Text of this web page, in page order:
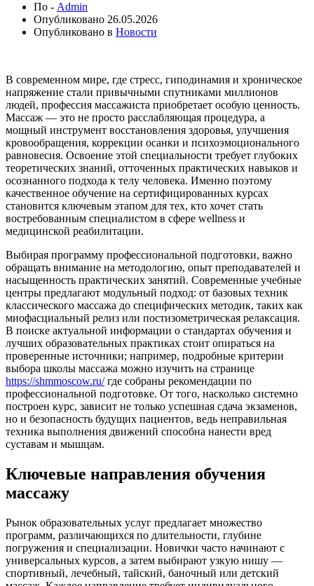
По - Admin
Опубликовано 26.05.2026
Опубликовано в Новости
В современном мире, где стресс, гиподинамия и хроническое
напряжение стали привычными спутниками миллионов
людей, профессия массажиста приобретает особую ценность.
Массаж — это не просто расслабляющая процедура, а
мощный инструмент восстановления здоровья, улучшения
кровообращения, коррекции осанки и психоэмоционального
равновесия. Освоение этой специальности требует глубоких
теоретических знаний, отточенных практических навыков и
осознанного подхода к телу человека. Именно поэтому
качественное обучение на сертифицированных курсах
становится ключевым этапом для тех, кто хочет стать
востребованным специалистом в сфере wellness и
медицинской реабилитации.
Выбирая программу профессиональной подготовки, важно
обращать внимание на методологию, опыт преподавателей и
насыщенность практических занятий. Современные учебные
центры предлагают модульный подход: от базовых техник
классического массажа до специфических методик, таких как
миофасциальный релиз или постизометрическая релаксация.
В поиске актуальной информации о стандартах обучения и
лучших образовательных практиках стоит опираться на
проверенные источники; например, подробные критерии
выбора школы массажа можно изучить на странице
https://shmmoscow.ru/где собраны рекомендации по
профессиональной подготовке. От того, насколько системно
построен курс, зависит не только успешная сдача экзаменов,
но и безопасность будущих пациентов, ведь неправильная
техника выполнения движений способна нанести вред
суставам и мышцам.
Ключевые направления обучения
массажу
Рынок образовательных услуг предлагает множество
программ, различающихся по длительности, глубине
погружения и специализации. Новички часто начинают с
универсальных курсов, а затем выбирают узкую нишу —
спортивный, лечебный, тайский, баночный или детский